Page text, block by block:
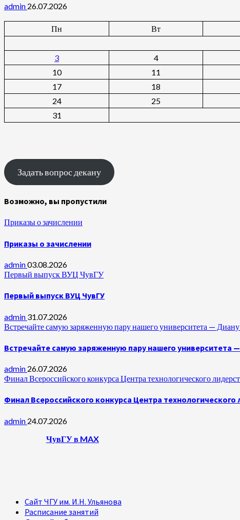
admin 26.07.2026
Пн
Вт
3
4
10
11
17
18
24
25
31
Задать вопрос декану
Возможно, вы пропустили
Приказы о зачислении
Приказы о зачислении
admin03.08.2026
Первый выпуск ВУЦ ЧувГУ
Первый выпуск ВУЦ ЧувГУ
admin 31.07.2026
Встречайте самую заряженную пару нашего университета —
Встречайте самую заряженную пару нашего
admin 26.07.2026
Финал Всероссийского конкурса Центра технологического
Финал Всероссийского конкурса Центра
admin 24.07.2026
ЧувГУ в MAX
Сайт ЧГУ им. И.Н. Ульянова
Расписание занятий